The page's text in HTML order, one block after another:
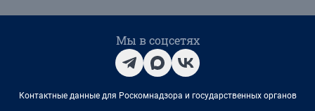
Мы в соцсетях
Контактные данные для Роскомнадзора и государственных органов